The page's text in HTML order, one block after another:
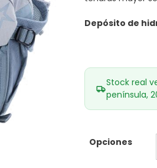
Depósito de
Stock real
península,
Opciones